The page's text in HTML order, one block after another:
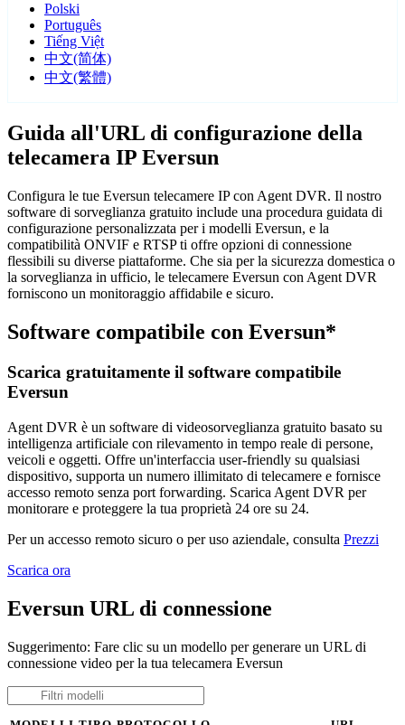
Polski
Português
Tiếng Việt
中文(简体)
中文(繁體)
Guida all'URL di configurazione della
telecamera IP Eversun
Configura le tue Eversun telecamere IP con Agent DVR. Il nostro
software di sorveglianza gratuito include una procedura guidata di
configurazione personalizzata per i modelli Eversun, e la
compatibilità ONVIF e RTSP ti offre opzioni di connessione
flessibili su diverse piattaforme. Che sia per la sicurezza domestica o
la sorveglianza in ufficio, le telecamere Eversun con Agent DVR
forniscono un monitoraggio affidabile e sicuro.
Software compatibile con Eversun*
Scarica gratuitamente il software compatibile
Eversun
Agent DVR è un software di videosorveglianza gratuito basato su
intelligenza artificiale con rilevamento in tempo reale di persone,
veicoli e oggetti. Offre un'interfaccia user-friendly su qualsiasi
dispositivo, supporta un numero illimitato di telecamere e fornisce
accesso remoto senza port forwarding. Scarica Agent DVR per
monitorare e proteggere la tua proprietà 24 ore su 24.
Per un accesso remoto sicuro o per uso aziendale, consulta Prezzi
Scarica ora
Eversun URL di connessione
Suggerimento: Fare clic su un modello per generare un URL di
connessione video per la tua telecamera Eversun